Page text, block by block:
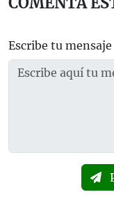
Escribe tu mensaje